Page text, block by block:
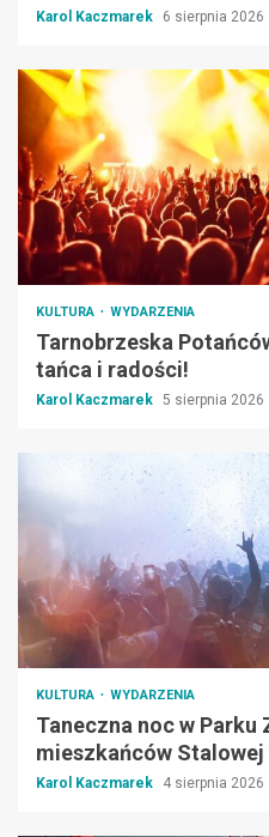
Karol Kaczmarek 6 sierpnia 2026
KULTURA WYDARZENIA
Tarnobrzeska
tańca i radości!
Karol Kaczmarek 5 sierpnia 2026
KULTURA WYDARZENIA
Taneczna noc w
mieszkańców Stalowej
Karol Kaczmarek 4 sierpnia 2026